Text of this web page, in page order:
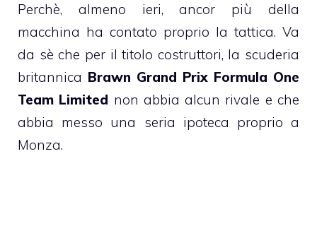
Perchè, almeno ieri, ancor più della
macchina ha contato proprio la tattica. Va
da sè che per il titolo costruttori, la scuderia
britannica Brawn Grand Prix Formula One
Team Limited non abbia alcun rivale e che
abbia messo una seria ipoteca proprio a
Monza.